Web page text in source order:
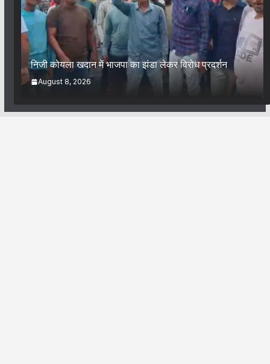
निजी कोयला खदान में भाजपा का झंडा लेकर विरोध प्रदर्शन
August 8, 2026